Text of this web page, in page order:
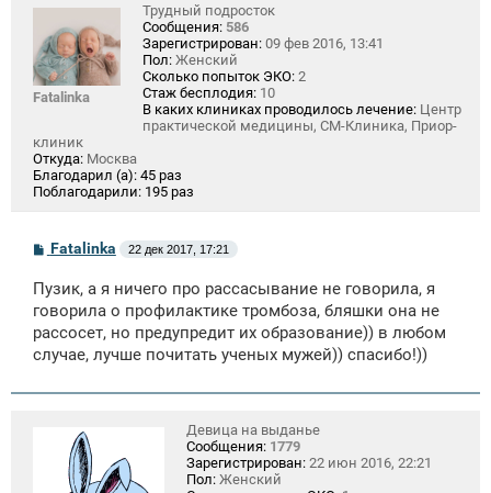
Fatalinka
Трудный подросток
Сообщения: 586
Зарегистрирован: 09 фев 2016, 13:41
Пол: Женский
Сколько попыток ЭКО: 2
Стаж бесплодия: 10
В каких клиниках проводилось лечение: Центр
практической медицины, СМ-Клиника, Приор-
клиник
Откуда: Москва
Благодарил (а): 45 раз
Поблагодарили: 195 раз
С
б
щ
н
и
Fatalinka 22 дек 2017, 17:21
Пузик, а я ничего про рассасывание не говорила, я
говорила о профилактике тромбоза, бляшки она не
рассосет, но предупредит их образование)) в любом
случае, лучше почитать ученых мужей)) спасибо!))
Девица на выданье
Сообщения: 1779
Зарегистрирован: 22 июн 2016, 22:21
Пол: Женский